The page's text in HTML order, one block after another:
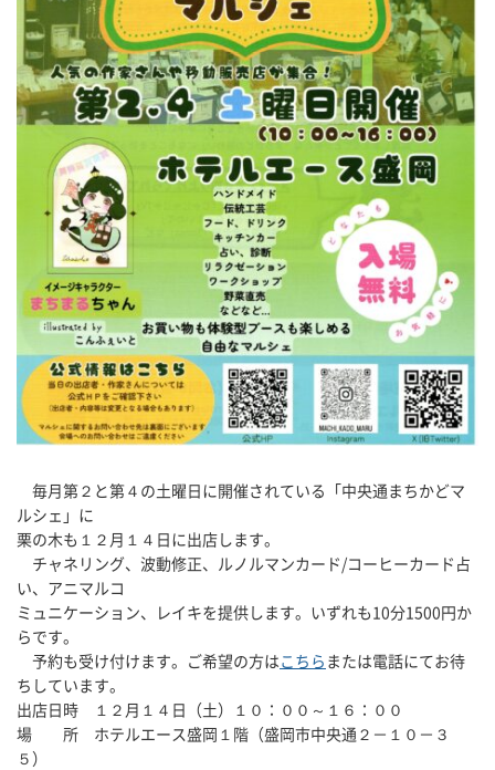
毎月第２と第４の土曜日に開催されている「中央通まちかどマ
ルシェ」に
栗の木も１２月１４日に出店します。
チャネリング、波動修正、ルノルマンカード/コーヒーカード占
い、アニマルコ
ミュニケーション、レイキを提供します。いずれも10分1500円か
らです。
予約も受け付けます。ご希望の方はこちら または電話にてお待
ちしています。
出店日時 １２月１４日（土）１０：００～１６：００
場 所 ホテルエース盛岡１階（盛岡市中央通２－１０－３
５）